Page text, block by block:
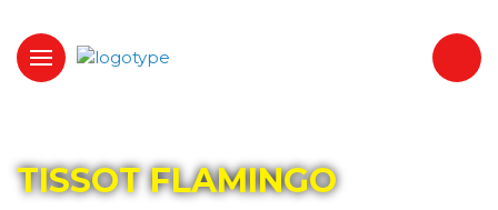
TISSOT FLAMINGO